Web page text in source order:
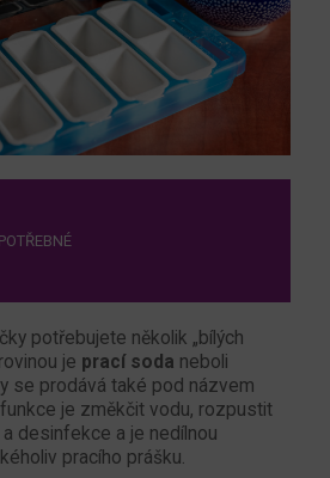
potřebujete několik „bílých
je prací soda neboli
se prodává také pod názvem
je změkčit vodu, rozpustit
desinfekce a je nedílnou
pracího prášku.